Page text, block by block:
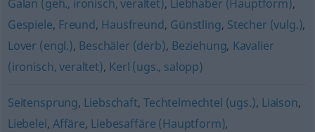
Galan (geh., ironisch, veraltet), Liebhaber (Hauptform),
Gespiele, Freund, Hausfreund, Günstling, Stecher (vulg.),
Lover (engl.), Beschäler (derb), Beziehung, Kavalier
(ironisch, veraltet), Kerl (ugs., salopp)
Seitensprung, Liebschaft,Techtelmechtel (ugs.), Liaison,
Liebelei, Affäre, Liebesaffäre (Hauptform),